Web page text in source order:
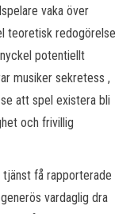
vaka över
teoretisk redogörelse
potentiellt
musiker sekretess ,
att spel existera bli
och frivillig
tjänst få rapporterade
vardaglig dra